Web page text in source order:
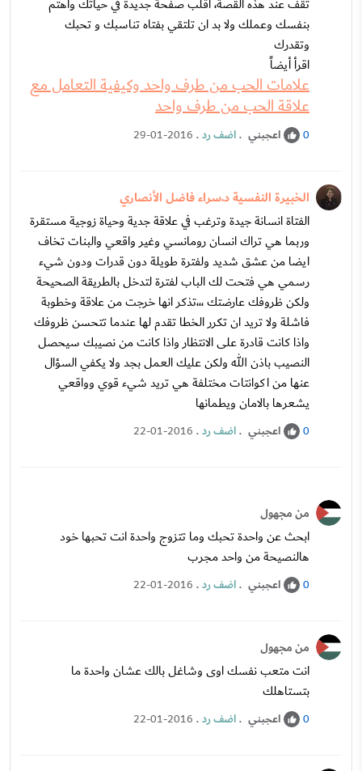
بنفسك وعملك ولا بد ان تلتقي بفتاه تناسبك و تحبك
وتقدرك
اقرأ أيضاً
علامات الحب من طرف واحد وكيفية التعامل مع
علاقة الحب من طرف واحد
0 اعجبني .اضف رد.
29-01-2016
الخبيرة النفسية د.سراء فاضل الأنصاري
الفتاة انسانة جيدة وترغب في علاقة جدية وحياة زوجية مستقرة
وربما هي تراك انسان رومانسي وغير واقعي والبنات تخاف
ايضا من عشق شديد ولفترة طويلة دون قدرات ودون شيء
رسمي هي فتحت لك الباب لفترة لتدخل بالطريقة الصحيحة
ولكن ظروفك عارضتك ،،،تذكر انها خرجت من علاقة وخطوبة
فاشلة ولا تريد ان تكرر الخطا تقدم لها عندما تتحسن ظروفك
واذا كانت قادرة على الانتظار واذا كانت من نصيبك سيحصل
النصيب باذن الله ولكن عليك العمل بجد ولا يكفي السؤال
عنها من اكوانتات مختلفة هي تريد شيء قوي وواقعي
يشعرها بالامان ويطمانها
0 اعجبني .اضف رد.
22-01-2016
من مجهول
ابحث عن واحدة تحبك وما تتزوج واحدة انت تحبها خود
هالنصيحة من واحد مجرب
0 اعجبني .اضف رد.
22-01-2016
من مجهول
انت متعب نفسك اوى وشاغل بالك عشان واحدة ما
بتستاهلك
0 اعجبني .اضف رد.
22-01-2016